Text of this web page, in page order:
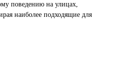
поведению на улицах,
наиболее подходящие для